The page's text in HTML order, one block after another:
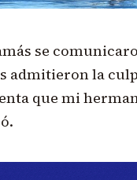
se
admitieron la
que mi